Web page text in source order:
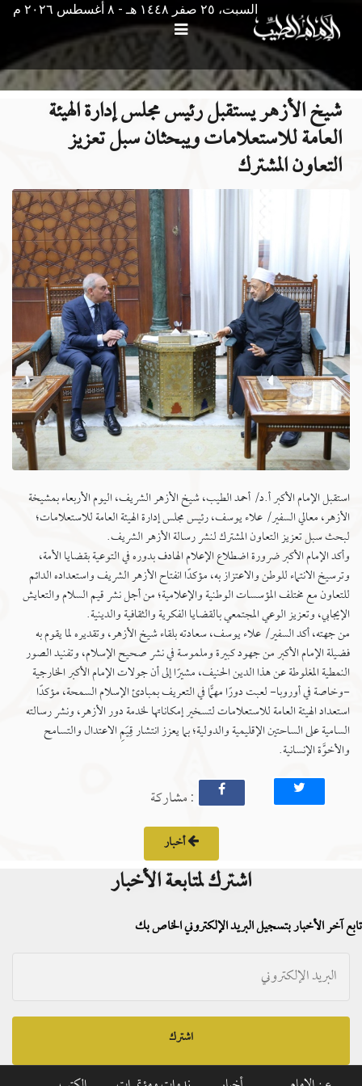
السبت، ٢٥ صفر ١٤٤٨ هـ - ۸ أغسطس ۲۰۲٦ م
شيخ الأزهر يستقبل رئيس مجلس إدارة الهيئة
العامة للاستعلامات ويبحثان سبل تعزيز
التعاون المشترك
استقبل الإمام الأكبر أ.د/ أحمد الطيب، شيخ الأزهر الشريف، اليوم الأربعاء بمشيخة
الأزهر، معالي السفير/ علاء يوسف، رئيس مجلس إدارة الهيئة العامة للاستعلامات؛
لبحث سبل تعزيز التعاون المشترك لنشر رسالة الأزهر الشريف.
وأكد الإمام الأكبر ضرورة اضطلاع الإعلام الهادف بدوره في التوعية بقضايا الأمة،
وترسيخ الانتماء للوطن والاعتزاز به، مؤكدًا انفتاح الأزهر الشريف واستعداده الدائم
للتعاون مع مختلف المؤسسات الوطنية والإعلامية؛ من أجل نشر قيم السلام والتعايش
الإيجابي، وتعزيز الوعي المجتمعي بالقضايا الفكرية والثقافية والدينية.
من جهته، أكد السفير/ علاء يوسف، سعادته بلقاء شيخ الأزهر، وتقديره لما يقوم به
فضيلة الإمام الأكبر من جهود كبيرة وملموسة في نشر صحيح الإسلام، وتفنيد الصور
النمطية المغلوطة عن هذا الدين الحنيف، مشيرًا إلى أن جولات الإمام الأكبر الخارجية
-وخاصة في أوروبا- لعبت دورًا مهمًّا في التعريف بمبادئ الإسلام السمحة، مؤكدًا
استعداد الهيئة العامة للاستعلامات لتسخير إمكاناتها لخدمة دور الأزهر، ونشر رسالته
السامية على الساحتين الإقليمية والدولية؛ بما يعزز انتشار قِيَمِ الاعتدال والتسامح
والأخوَّة الإنسانية.
: مشاركة
أخبار
اشترك لمتابعة الأخبار
تابع آخر الأخبار بتسجيل البريد الإلكتروني الخاص بك
اشترك